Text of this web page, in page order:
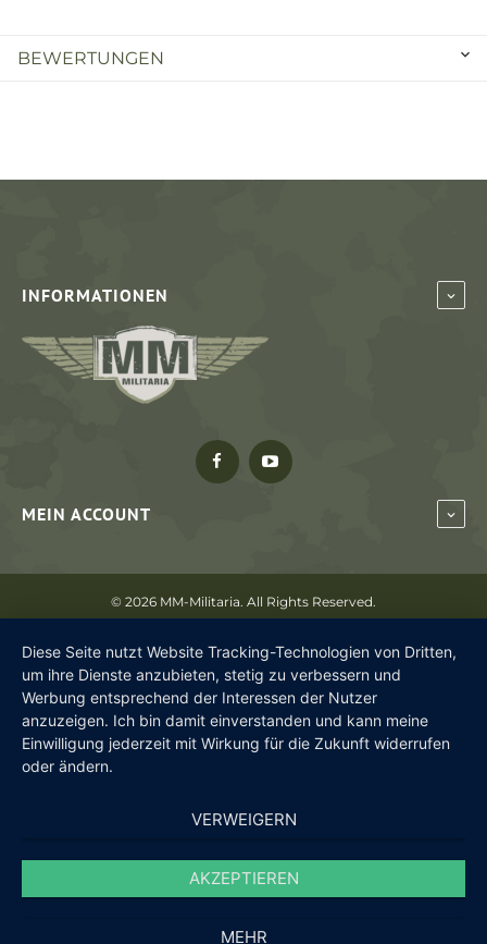
BEWERTUNGEN
INFORMATIONEN
MEIN ACCOUNT
© 2026 MM-Militaria. All Rights Reserved.
Diese Seite nutzt Website Tracking-Technologien von Dritten,
um ihre Dienste anzubieten, stetig zu verbessern und
Werbung entsprechend der Interessen der Nutzer
anzuzeigen. Ich bin damit einverstanden und kann meine
Einwilligung jederzeit mit Wirkung für die Zukunft widerrufen
oder ändern.
VERWEIGERN
AKZEPTIEREN
MEHR